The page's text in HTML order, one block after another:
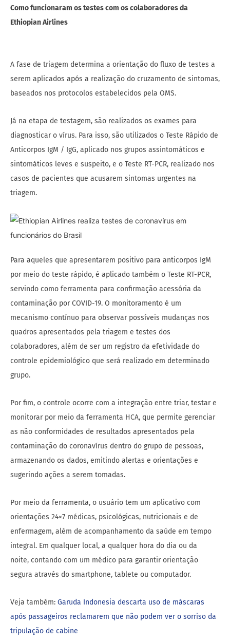
Como funcionaram os testes com os colaboradores da
Ethiopian Airlines
A fase de triagem determina a orientação do fluxo de testes a
serem aplicados após a realização do cruzamento de sintomas,
baseados nos protocolos estabelecidos pela OMS.
Já na etapa de testagem, são realizados os exames para
diagnosticar o vírus. Para isso, são utilizados o Teste Rápido de
Anticorpos IgM / IgG, aplicado nos grupos assintomáticos e
sintomáticos leves e suspeito, e o Teste RT-PCR, realizado nos
casos de pacientes que acusarem sintomas urgentes na
triagem.
Para aqueles que apresentarem positivo para anticorpos IgM
por meio do teste rápido, é aplicado também o Teste RT-PCR,
servindo como ferramenta para confirmação acessória da
contaminação por COVID-19. O monitoramento é um
mecanismo contínuo para observar possíveis mudanças nos
quadros apresentados pela triagem e testes dos
colaboradores, além de ser um registro da efetividade do
controle epidemiológico que será realizado em determinado
grupo.
Por fim, o controle ocorre com a integração entre triar, testar e
monitorar por meio da ferramenta HCA, que permite gerenciar
as não conformidades de resultados apresentados pela
contaminação do coronavírus dentro do grupo de pessoas,
armazenando os dados, emitindo alertas e orientações e
sugerindo ações a serem tomadas.
Por meio da ferramenta, o usuário tem um aplicativo com
orientações 24×7 médicas, psicológicas, nutricionais e de
enfermagem, além de acompanhamento da saúde em tempo
integral. Em qualquer local, a qualquer hora do dia ou da
noite, contando com um médico para garantir orientação
segura através do smartphone, tablete ou computador.
Veja também: Garuda Indonesia descarta uso de máscaras
após passageiros reclamarem que não podem ver o sorriso da
tripulação de cabine